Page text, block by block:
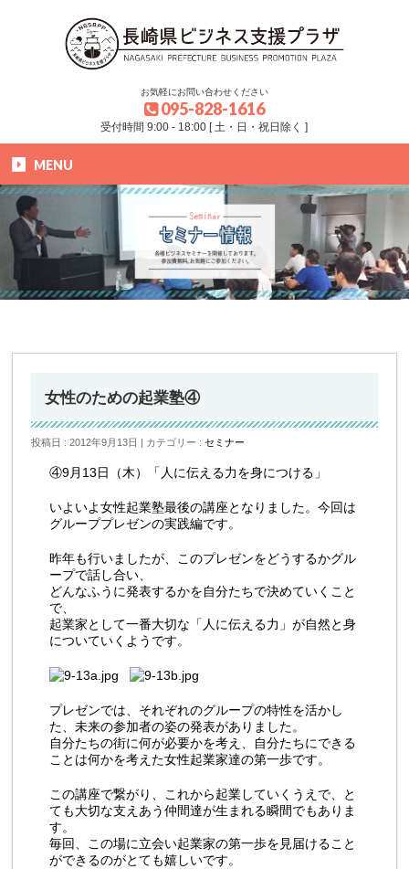
お気軽にお問い合わせください
095-828-1616
受付時間 9:00 - 18:00 [ 土・日・祝日除く ]
MENU
女性のための起業塾④
投稿日 : 2012年9月13日 カテゴリー :セミナー
④9月13日（木）「人に伝える力を身につける」
いよいよ女性起業塾最後の講座となりました。今回は
グループプレゼンの実践編です。
昨年も行いましたが、このプレゼンをどうするかグル
ープで話し合い、
どんなふうに発表するかを自分たちで決めていくこと
で、
起業家として一番大切な「人に伝える力」が自然と身
についていくようです。
プレゼンでは、それぞれのグループの特性を活かし
た、未来の参加者の姿の発表がありました。
自分たちの街に何が必要かを考え、自分たちにできる
ことは何かを考えた女性起業家達の第一歩です。
この講座で繋がり、これから起業していくうえで、と
ても大切な支えあう仲間達が生まれる瞬間でもありま
す。
毎回、この場に立会い起業家の第一歩を見届けること
ができるのがとても嬉しいです。